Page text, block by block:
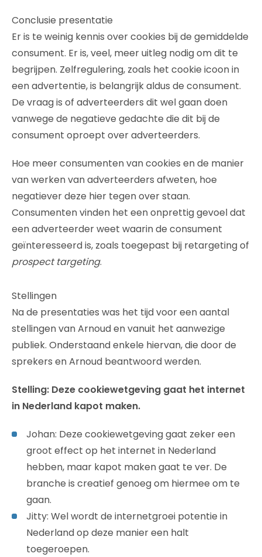
Conclusie presentatie
Er is te weinig kennis over cookies bij de gemiddelde
consument. Er is, veel, meer uitleg nodig om dit te
begrijpen. Zelfregulering, zoals het cookie icoon in
een advertentie, is belangrijk aldus de consument.
De vraag is of adverteerders dit wel gaan doen
vanwege de negatieve gedachte die dit bij de
consument oproept over adverteerders.
Hoe meer consumenten van cookies en de manier
van werken van adverteerders afweten, hoe
negatiever deze hier tegen over staan.
Consumenten vinden het een onprettig gevoel dat
een adverteerder weet waarin de consument
geïnteresseerd is, zoals toegepast bij retargeting of
prospect targeting.
Stellingen
Na de presentaties was het tijd voor een aantal
stellingen van Arnoud en vanuit het aanwezige
publiek. Onderstaand enkele hiervan, die door de
sprekers en Arnoud beantwoord werden.
Stelling: Deze cookiewetgeving gaat het internet
in Nederland kapot maken.
Johan: Deze cookiewetgeving gaat zeker een
groot effect op het internet in Nederland
hebben, maar kapot maken gaat te ver. De
branche is creatief genoeg om hiermee om te
gaan.
Jitty: Wel wordt de internetgroei potentie in
Nederland op deze manier een halt
toegeroepen.